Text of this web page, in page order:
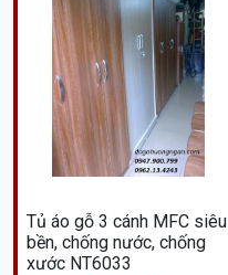
Tủ áo gỗ 3 cánh MFC siêu
bền, chống nước, chống
xước NT6033